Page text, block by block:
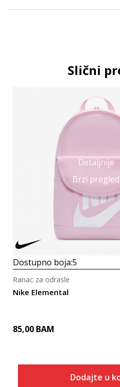
Slični
Detaljnije
Brzi pregled
Dostupno boja:5
Nike Elemental
Ranac za odrasle
85,00 BAM
Dodajte u